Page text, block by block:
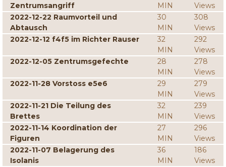
Zentrumsangriff
MIN
Views
2022-12-22 Raumvorteil und
Abtausch
30
MIN
308
Views
2022-12-12 f4f5 im Richter Rauser
32
MIN
292
Views
2022-12-05 Zentrumsgefechte
28
MIN
278
Views
2022-11-28 Vorstoss e5e6
29
MIN
279
Views
2022-11-21 Die Teilung des
Brettes
32
MIN
239
Views
2022-11-14 Koordination der
Figuren
27
MIN
296
Views
2022-11-07 Belagerung des
Isolanis
36
MIN
186
Views